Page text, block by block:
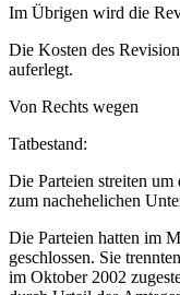
Im Übrigen wird die
Die Kosten des
auferlegt.
Von Rechts wegen
Tatbestand:
Die Parteien streiten
zum nachehelichen
Die Parteien hatten im
geschlossen. Sie
im Oktober 2002